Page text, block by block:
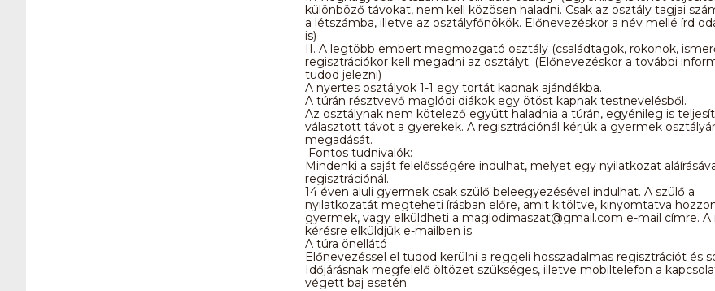
különböző távokat, nem kell közösen haladni. Csak az osztály tagjai
a létszámba, illetve az osztályfőnökök. Előnevezéskor a név mellé írd
is)
II. A legtöbb embert megmozgató osztály (családtagok, rokonok,
regisztrációkor kell megadni az osztályt. (Előnevezéskor a további
tudod jelezni)
A nyertes osztályok 1-1 egy tortát kapnak ajándékba.
A túrán résztvevő maglódi diákok egy ötöst kapnak testnevelésből.
Az osztálynak nem kötelező együtt haladnia a túrán, egyénileg is
választott távot a gyerekek. A regisztrációnál kérjük a gyermek
megadását.
Fontos tudnivalók:
Mindenki a saját felelősségére indulhat, melyet egy nyilatkozat
regisztrációnál.
14 éven aluli gyermek csak szülő beleegyezésével indulhat. A szülő a
nyilatkozatát megteheti írásban előre, amit kitöltve, kinyomtatva
gyermek, vagy elküldheti a maglodimaszat@gmail.com e-mail címre.
kérésre elküldjük e-mailben is.
A túra önellátó
Előnevezéssel el tudod kerülni a reggeli hosszadalmas regisztrációt és
Időjárásnak megfelelő öltözet szükséges, illetve mobiltelefon a
végett baj esetén.